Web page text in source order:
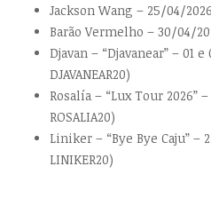
Jackson Wang – 25/04/
Barão Vermelho – 30/04/
Djavan – “Djavanear” – 01
DJAVANEAR20)
Rosalía – “Lux Tour 2026”
ROSALIA20)
Liniker – “Bye Bye Caju” –
LINIKER20)